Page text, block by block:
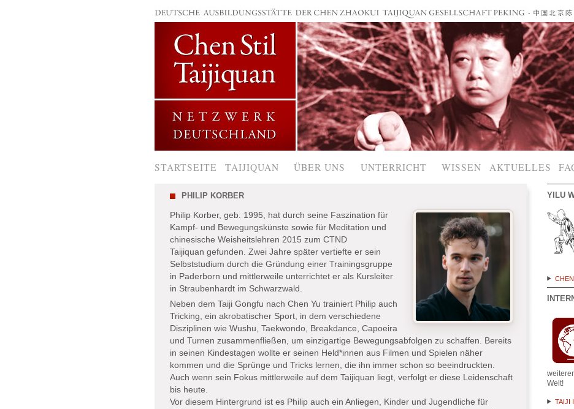
STARTSEITE TAIJIQUAN ÜBER UNS UNTERRICHT WISSEN AKTUELLES
PHILIP KORBER
Philip Korber, geb. 1995, hat durch seine Faszination für
Kampf- und Bewegungskünste sowie für Meditation und
chinesische Weisheitslehren 2015 zum CTND
Taijiquan gefunden. Zwei Jahre später vertiefte er sein
Selbststudium durch die Gründung einer Trainingsgruppe
in Paderborn und mittlerweile unterrichtet er als Kursleiter
in Straubenhardt im Schwarzwald.
Neben dem Taiji Gongfu nach Chen Yu trainiert Philip auch
Tricking, ein akrobatischer Sport, in dem verschiedene
Disziplinen wie Wushu, Taekwondo, Breakdance, Capoeira
und Turnen zusammenfließen, um einzigartige Bewegungsabfolgen zu schaffen. Bereits
in seinen Kindestagen wollte er seinen Held*innen aus Filmen und Spielen näher
kommen und die Sprünge und Tricks lernen, die ihn immer schon so beeindruckten.
Auch wenn sein Fokus mittlerweile auf dem Taijiquan liegt, verfolgt er diese Leidenschaft
bis heute.
Vor diesem Hintergrund ist es Philip auch ein Anliegen, Kinder und Jugendliche für
YILU
Welt!
TAIJI